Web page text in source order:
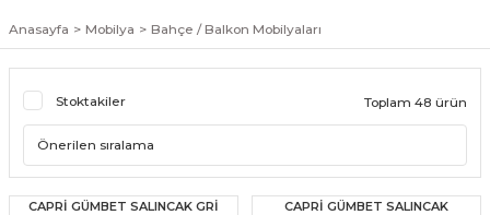
Anasayfa Mobilya Bahçe / Balkon Mobilyaları
Stoktakiler Toplam 48 ürün
CAPRİ GÜMBET SALINCAK GRİ
CAPRİ GÜMBET SALINCAK